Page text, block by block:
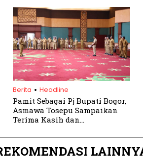
Berita . Headline
Pamit Sebagai Pj Bupati Bogor,
Asmawa Tosepu Sampaikan
Terima Kasih dan